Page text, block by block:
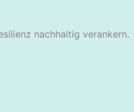
nachhaltig verankern.